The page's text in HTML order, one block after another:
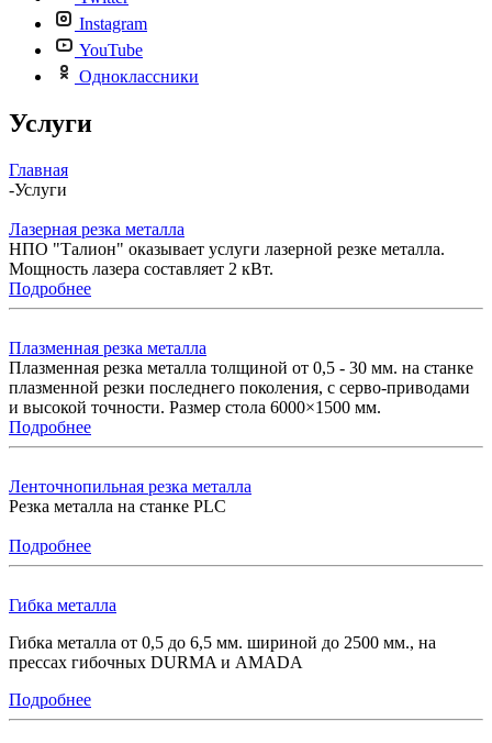
Instagram
YouTube
Одноклассники
Услуги
Главная
-Услуги
Лазерная резка металла
НПО "Талион" оказывает услуги лазерной резке металла.
Мощность лазера составляет 2 кВт.
Подробнее
Плазменная резка металла
Плазменная резка металла толщиной от 0,5 - 30 мм. на станке
плазменной резки последнего поколения, с серво-приводами
и высокой точности. Размер стола 6000×1500 мм.
Подробнее
Ленточнопильная резка металла
Резка металла на станке PLC
Подробнее
Гибка металла
Гибка металла от 0,5 до 6,5 мм. шириной до 2500 мм., на
прессах гибочных DURMA и AMADA
Подробнее